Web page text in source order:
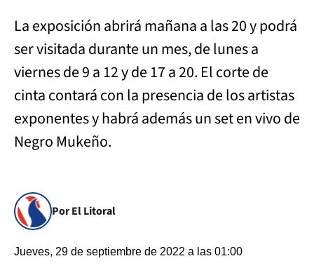
La exposición abrirá mañana a las 20 y podrá
ser visitada durante un mes, de lunes a
viernes de 9 a 12 y de 17 a 20. El corte de
cinta contará con la presencia de los artistas
exponentes y habrá además un set en vivo de
Negro Mukeño.
Por El Litoral
Jueves, 29 de septiembre de 2022 a las 01:00